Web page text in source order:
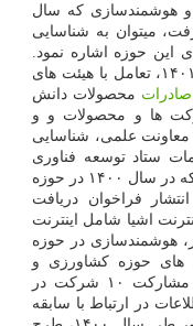
و هوشمندسازی که سال
میتوان به شناسایی
این حوزه اشاره نمود.
بیشتر از ۱۱۰ طرح برای سالهای ۱۴۰۰ و ۱۴۰۱، تعامل با هیئت های
صادرات محصولات دانش
ها و محصولات و و
علمی، شناسایی
ستاد توسعه فناوری
های حوزه اقتصاد دیجیتال و هوشمندسازی که در سال ۱۴۰۰ در حوزه
فراخوان دریافت
دار اینترنت اشیا شامل اینترنت
هوشمندسازی در حوزه
های حوزه کشاورزی و
دامپروری اشاره نمود. در این فراخوان، مشارکت ۱۰ شرکت در
در ارتباط با سابقه